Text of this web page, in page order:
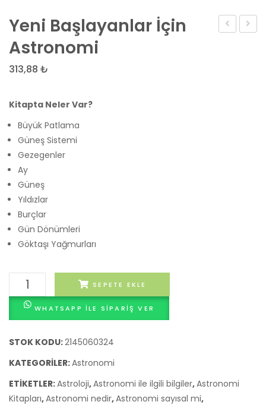
Yeni Başlayanlar İçin
Astronomi
313,88 ₺
Kitapta Neler Var?
Büyük Patlama
Güneş Sistemi
Gezegenler
Ay
Güneş
Yıldızlar
Burçlar
Gün Dönümleri
Göktaşı Yağmurları
Yeni
Başlayanlar
adet
SEPETE EKLE
WHATSAPP ILE SIPARIŞ VER
STOK KODU:2145060324
KATEGORILER:Astronomi
ETIKETLER:Astroloji,Astronomi ile ilgili bilgiler,Astronomi
Kitapları,Astronomi nedir,Astronomi sayısal mi,